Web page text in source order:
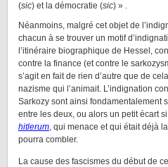
(sic) et la démocratie (sic) » .
Néanmoins, malgré cet objet de
chacun à se trouver un motif
l’itinéraire biographique de Hessel,
contre la finance (et contre le
s’agit en fait de rien d’autre que de
nazisme qui l’animait. L’indignation
Sarkozy sont ainsi fondamentalement
entre les deux, ou alors un petit écart
hitlerum, qui menace et qui était déjà
pourra combler.
La cause des fascismes du début de